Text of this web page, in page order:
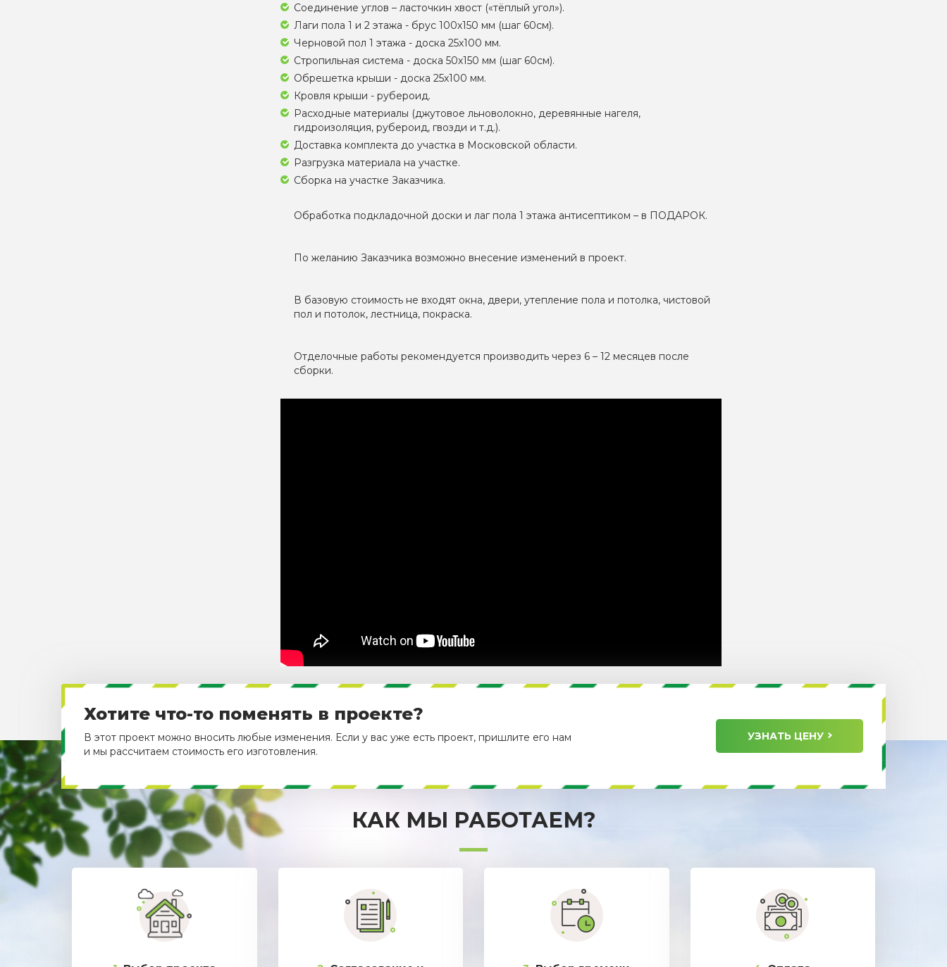
Соединение углов – ласточкин хвост («тёплый угол»).
Лаги пола 1 и 2 этажа - брус 100х150 мм (шаг 60см).
Черновой пол 1 этажа - доска 25х100 мм.
Стропильная система - доска 50х150 мм (шаг 60см).
Обрешетка крыши - доска 25х100 мм.
Кровля крыши - рубероид.
Расходные материалы (джутовое льноволокно, деревянные нагеля,
гидроизоляция, рубероид, гвозди и т.д.).
Доставка комплекта до участка в Московской области.
Разгрузка материала на участке.
Сборка на участке Заказчика.
Обработка подкладочной доски и лаг пола 1 этажа антисептиком – в ПОДАРОК.
По желанию Заказчика возможно внесение изменений в проект.
В базовую стоимость не входят окна, двери, утепление пола и потолка, чистовой
пол и потолок, лестница, покраска.
Отделочные работы рекомендуется производить через 6 – 12 месяцев после
сборки.
Хотите что-то поменять в проекте?
В этот проект можно вносить любые изменения. Если у вас уже есть проект, пришлите его нам
и мы рассчитаем стоимость его изготовления.
УЗНАТЬ ЦЕНУ
КАК МЫ РАБОТАЕМ?